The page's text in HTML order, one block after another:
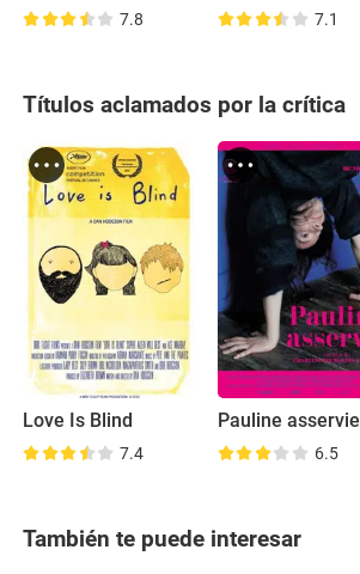
7.8 7.1
Títulos aclamados por la crítica
Love Is Blind
7.4
Pauline asservie
6.5
También te puede interesar